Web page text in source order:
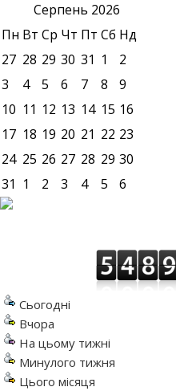
Серпень 2026
Пн Вт Ср Чт Пт Сб Нд
27 28 29 30 31 1
2
3
4 5 6 7 8
9
10 11 12 13 14 15 16
17 18 19 20 21 22 23
24 25 26 27 28 29 30
31 1 2 3 4 5 6
Сьогодні
Вчора
На цьому тижні
Минулого тижня
Цього місяця